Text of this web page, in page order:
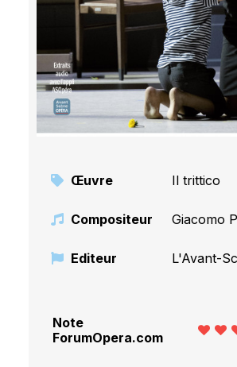
Œuvre Il trittico
Compositeur Giacomo
Editeur L'Avant-
Note
ForumOpera.com